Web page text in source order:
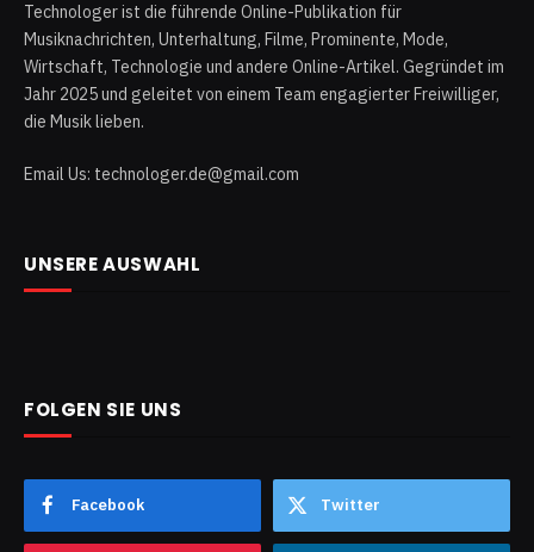
Technologer ist die führende Online-Publikation für
Musiknachrichten, Unterhaltung, Filme, Prominente, Mode,
Wirtschaft, Technologie und andere Online-Artikel. Gegründet im
Jahr 2025 und geleitet von einem Team engagierter Freiwilliger,
die Musik lieben.
Email Us: technologer.de@gmail.com
UNSERE AUSWAHL
FOLGEN SIE UNS
Facebook Twitter